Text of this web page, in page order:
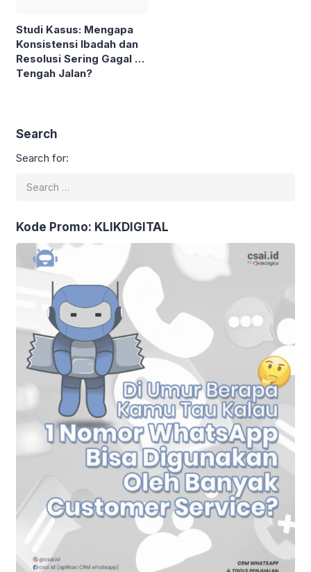
Studi Kasus: Mengapa
Konsistensi Ibadah dan
Resolusi Sering Gagal di
Tengah Jalan?
Search
Search for:
Kode Promo: KLIKDIGITAL